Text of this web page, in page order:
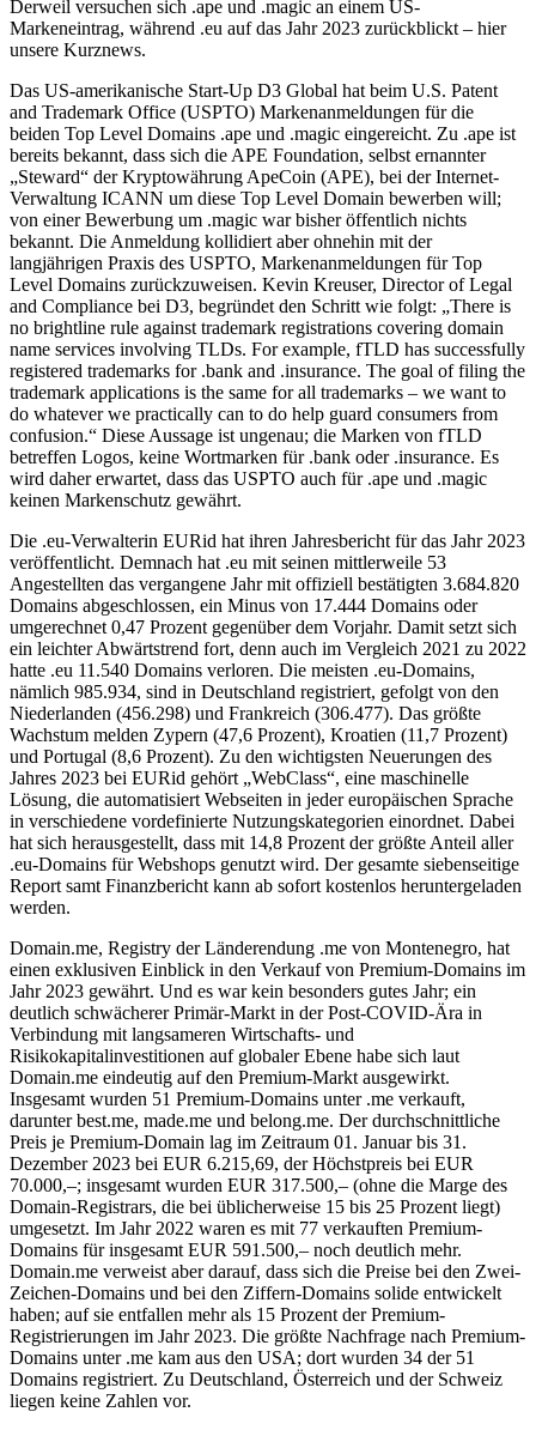
Derweil versuchen sich .ape und .magic an einem US-
Markeneintrag, während .eu auf das Jahr 2023 zurückblickt – hier
unsere Kurznews.
Das US-amerikanische Start-Up D3 Global hat beim U.S. Patent
and Trademark Office (USPTO) Markenanmeldungen für die
beiden Top Level Domains .ape und .magic eingereicht. Zu .ape ist
bereits bekannt, dass sich die APE Foundation, selbst ernannter
„Steward“ der Kryptowährung ApeCoin (APE), bei der Internet-
Verwaltung ICANN um diese Top Level Domain bewerben will;
von einer Bewerbung um .magic war bisher öffentlich nichts
bekannt. Die Anmeldung kollidiert aber ohnehin mit der
langjährigen Praxis des USPTO, Markenanmeldungen für Top
Level Domains zurückzuweisen. Kevin Kreuser, Director of Legal
and Compliance bei D3, begründet den Schritt wie folgt: „There is
no brightline rule against trademark registrations covering domain
name services involving TLDs. For example, fTLD has successfully
registered trademarks for .bank and .insurance. The goal of filing the
trademark applications is the same for all trademarks – we want to
do whatever we practically can to do help guard consumers from
confusion.“ Diese Aussage ist ungenau; die Marken von fTLD
betreffen Logos, keine Wortmarken für .bank oder .insurance. Es
wird daher erwartet, dass das USPTO auch für .ape und .magic
keinen Markenschutz gewährt.
Die .eu-Verwalterin EURid hat ihren Jahresbericht für das Jahr 2023
veröffentlicht. Demnach hat .eu mit seinen mittlerweile 53
Angestellten das vergangene Jahr mit offiziell bestätigten 3.684.820
Domains abgeschlossen, ein Minus von 17.444 Domains oder
umgerechnet 0,47 Prozent gegenüber dem Vorjahr. Damit setzt sich
ein leichter Abwärtstrend fort, denn auch im Vergleich 2021 zu 2022
hatte .eu 11.540 Domains verloren. Die meisten .eu-Domains,
nämlich 985.934, sind in Deutschland registriert, gefolgt von den
Niederlanden (456.298) und Frankreich (306.477). Das größte
Wachstum melden Zypern (47,6 Prozent), Kroatien (11,7 Prozent)
und Portugal (8,6 Prozent). Zu den wichtigsten Neuerungen des
Jahres 2023 bei EURid gehört „WebClass“, eine maschinelle
Lösung, die automatisiert Webseiten in jeder europäischen Sprache
in verschiedene vordefinierte Nutzungskategorien einordnet. Dabei
hat sich herausgestellt, dass mit 14,8 Prozent der größte Anteil aller
.eu-Domains für Webshops genutzt wird. Der gesamte siebenseitige
Report samt Finanzbericht kann ab sofort kostenlos heruntergeladen
werden.
Domain.me, Registry der Länderendung .me von Montenegro, hat
einen exklusiven Einblick in den Verkauf von Premium-Domains im
Jahr 2023 gewährt. Und es war kein besonders gutes Jahr; ein
deutlich schwächerer Primär-Markt in der Post-COVID-Ära in
Verbindung mit langsameren Wirtschafts- und
Risikokapitalinvestitionen auf globaler Ebene habe sich laut
Domain.me eindeutig auf den Premium-Markt ausgewirkt.
Insgesamt wurden 51 Premium-Domains unter .me verkauft,
darunter best.me, made.me und belong.me. Der durchschnittliche
Preis je Premium-Domain lag im Zeitraum 01. Januar bis 31.
Dezember 2023 bei EUR 6.215,69, der Höchstpreis bei EUR
70.000,–; insgesamt wurden EUR 317.500,– (ohne die Marge des
Domain-Registrars, die bei üblicherweise 15 bis 25 Prozent liegt)
umgesetzt. Im Jahr 2022 waren es mit 77 verkauften Premium-
Domains für insgesamt EUR 591.500,– noch deutlich mehr.
Domain.me verweist aber darauf, dass sich die Preise bei den Zwei-
Zeichen-Domains und bei den Ziffern-Domains solide entwickelt
haben; auf sie entfallen mehr als 15 Prozent der Premium-
Registrierungen im Jahr 2023. Die größte Nachfrage nach Premium-
Domains unter .me kam aus den USA; dort wurden 34 der 51
Domains registriert. Zu Deutschland, Österreich und der Schweiz
liegen keine Zahlen vor.